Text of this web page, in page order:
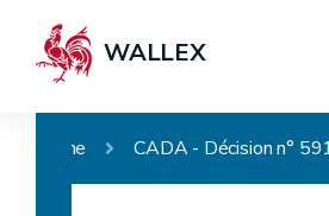
WALLEX
Home